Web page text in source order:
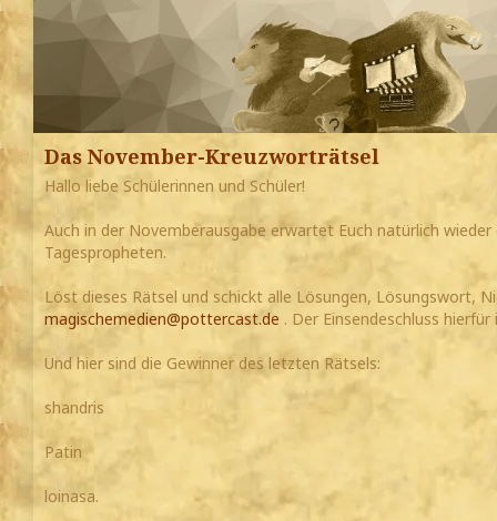
Das November-Kreuzworträtsel
Hallo liebe Schülerinnen und Schüler!
Auch in der Novemberausgabe erwartet Euch natürlich
Tagespropheten.
Löst dieses Rätsel und schickt alle Lösungen, Lösungswort,
magischemedien@pottercast.de . Der Einsendeschluss
Und hier sind die Gewinner des letzten Rätsels:
shandris
Patin
loinasa.